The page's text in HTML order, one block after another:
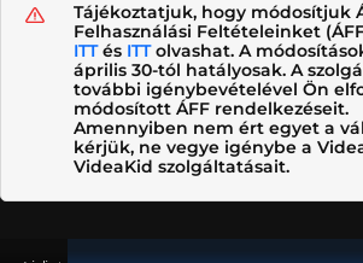
Tájékoztatjuk, hogy módosítjuk
Felhasználási Feltételeinket
ITTés ITTolvashat. A
április 30-tól hatályosak. A
további igénybevételével Ön
módosított ÁFF rendelkezéseit.
Amennyiben nem ért egyet a
kérjük, ne vegye igénybe a
VideaKid szolgáltatásait.